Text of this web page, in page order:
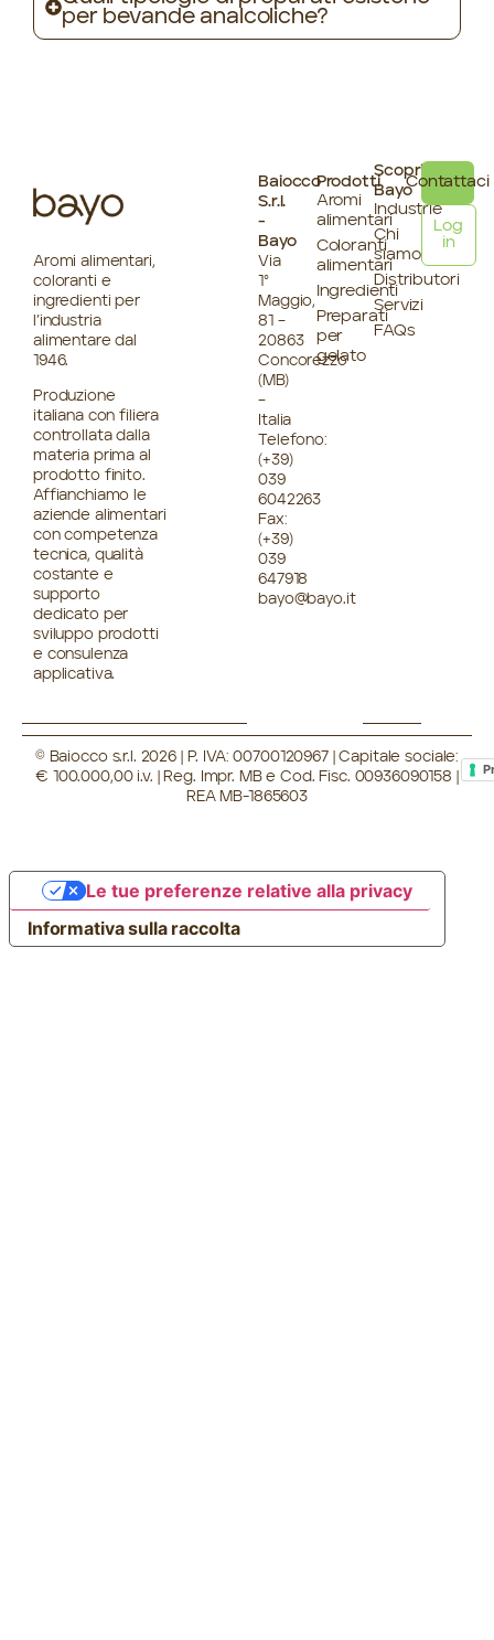
per bevande analcoliche?
Aromi alimentari,
coloranti e
ingredienti per
l’industria
alimentare dal
1946.
Produzione
italiana con filiera
controllata dalla
materia prima al
prodotto finito.
Affianchiamo le
aziende alimentari
con competenza
tecnica, qualità
costante e
supporto
dedicato per
sviluppo prodotti
e consulenza
applicativa.
Baiocco
S.r.l.
-
Bayo
Via
1°
Maggio,
81 –
20863
Concorezzo
(MB)
–
Italia
Telefono:
(+39)
039
6042263
Fax:
(+39)
039
647918
bayo@bayo.it
Prodotti
Aromi
alimentari
Coloranti
alimentari
Ingredienti
Preparati
per
gelato
Scopri
Bayo
Industrie
Chi
siamo
Distributori
Servizi
FAQs
Contattaci
Log
in
© Baiocco s.r.l. 2026 | P. IVA: 00700120967 | Capitale sociale:
€ 100.000,00 i.v. | Reg. Impr. MB e Cod. Fisc. 00936090158 |
REA MB-1865603
Informativa sulla raccolta
Le tue preferenze relative alla privacy